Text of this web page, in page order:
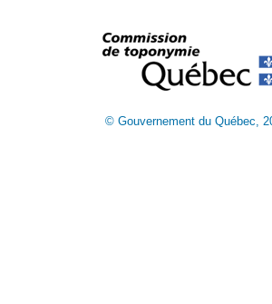
© Gouvernement du Québec,